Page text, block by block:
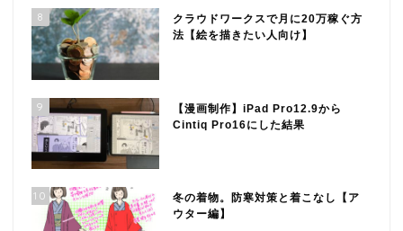
8
クラウドワークスで月に20万稼ぐ方
法【絵を描きたい人向け】
9
【漫画制作】iPad Pro12.9から
Cintiq Pro16にした結果
10
冬の着物。防寒対策と着こなし【ア
ウター編】